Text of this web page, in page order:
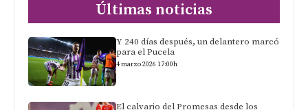
Últimas noticias
Y 240 días después, un delantero marcó
para el Pucela
4 marzo 2026 17:00h
El calvario del Promesas desde los